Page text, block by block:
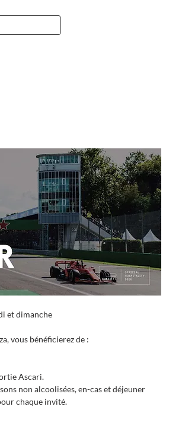
et dimanche
vous bénéficierez de :
Ascari.
non alcoolisées, en-cas et déjeuner
chaque invité.